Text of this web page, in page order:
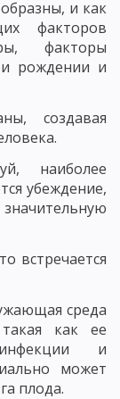
и как
факторов
факторы
рождении и
создавая
наиболее
убеждение,
встречается
среда
как ее
и
может
плода.